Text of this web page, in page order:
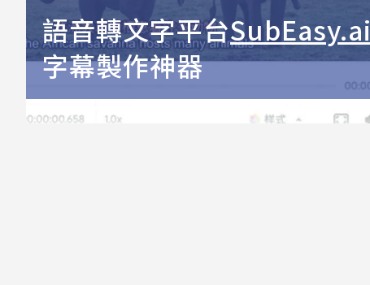
語音轉文字平台SubEasy.ai
字幕製作神器